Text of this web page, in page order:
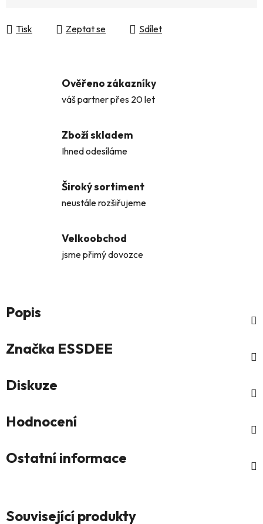
Tisk Zeptat se Sdílet
Ověřeno zákazníky
váš partner přes 20 let
Zboží skladem
Ihned odesíláme
Široký sortiment
neustále rozšiřujeme
Velkoobchod
jsme přimý dovozce
Popis
Značka ESSDEE
Diskuze
Hodnocení
Ostatní informace
Související produkty